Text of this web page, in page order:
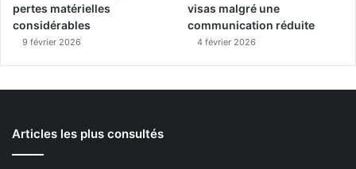
pertes matérielles
considérables
9 février 2026
visas malgré une
communication réduite
4 février 2026
Articles les plus consultés